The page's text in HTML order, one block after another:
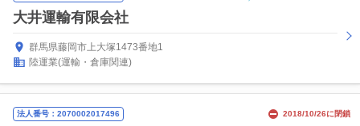
大井運輸有限会社
群馬県藤岡市上大塚1473番地1
陸運業(運輸・倉庫関連)
法人番号：2070002017496 2018/10/26に閉鎖